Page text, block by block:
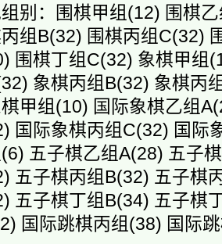
别：
围棋甲组(12) 围棋
组B(32) 围棋丙组C(32)
围棋丁组C(32) 象棋甲组
象棋丙组B(32) 象棋丙
甲组(10) 国际象棋乙组A
国际象棋丙组C(32) 国际
(6) 五子棋乙组A(28) 五子
五子棋丙组B(32) 五子棋
五子棋丁组B(34) 五子棋
国际跳棋丙组(38) 国际